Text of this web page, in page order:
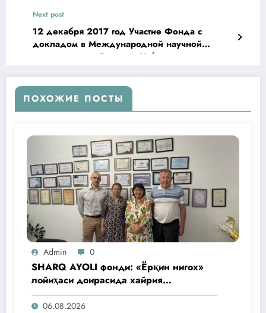
Next post
12 декабря 2017 год Участие Фонда с
докладом в Международной научной
конференции «Россия и Узбекистан:
взаимодействий»
ПОХОЖИЕ ПОСТЫ
Admin 0
SHARQ AYOLI фонди: «Ёрқин нигох»
лойиҳаси доирасида хайрия
операциялари ўтказилади
06.08.2026